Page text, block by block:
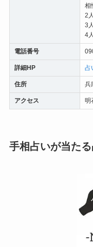
相
2
3
4
電話番号
詳細HP 占
住所 兵
アクセス 明
手相占いが当た